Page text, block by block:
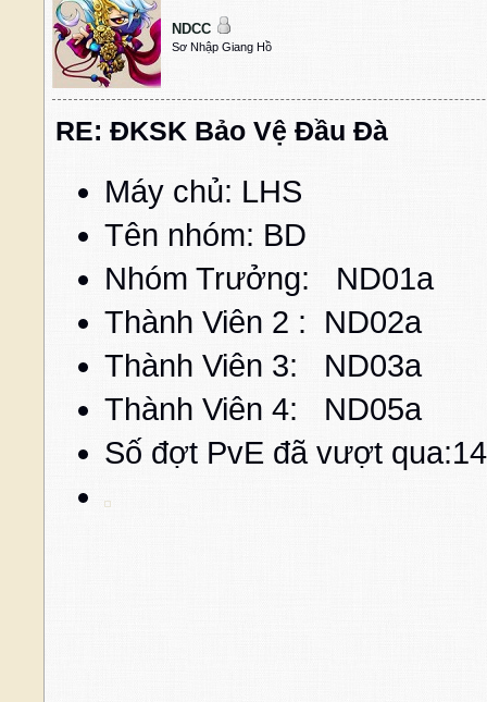
NDCC
Sơ Nhập Giang Hồ
RE: ĐKSK Bảo Vệ Đầu Đà
Máy chủ: LHS
Tên nhóm: BD
Nhóm Trưởng:
Thành Viên 2 : ND02a
Thành Viên 3: ND03a
Thành Viên 4: ND05a
Số đợt PvE đã vượt qua:14